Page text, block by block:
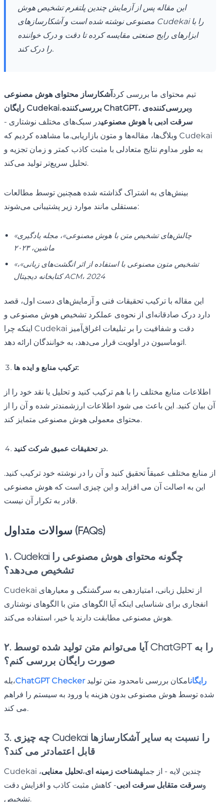
این مقاله پس از آزمایش چندین پلتفرم تشخیص هوش
مصنوعی نوشته شده است و آشکارسازهای Cudekai را با
ابزارهای رایج صنعتی مقایسه کرده تا دقت و درک خواننده
را درک کند.
تیم محتوای ما بررسی کردآشکارساز محتوای هوش مصنوعی
رایگان Cudekai، بررسی‌کننده ChatGPT ، وبررسی‌کننده‌ی
سرقت ادبی با هوش مصنوعیدر سبک‌های مختلف نوشتاری -
وبلاگ‌ها، مقاله‌ها و متون بازاریابی.ما مشاهده کردیم که Cudekai
به طور مداوم نتایج متعادلی با مثبت کاذب کمتر و زمان تجزیه و
تحلیل سریع‌تر تولید می‌کند.
بینش‌های به اشتراک گذاشته شده همچنین توسط مطالعات
مستقلی مانند موارد زیر پشتیبانی می‌شوند:
«چالش‌های تشخیص متن با هوش مصنوعی»، مجله یادگیری
ماشین، ۲۰۲۳
«تشخیص متون مصنوعی با استفاده از اثر انگشت‌های زبانی»،
کتابخانه دیجیتال ACM، 2024
این مقاله با ترکیب تحقیقات فنی و آزمایش‌های دست اول، قصد
دارد درک صادقانه‌ای از نحوه‌ی عملکرد تشخیص هوش مصنوعی و
اینکه چرا Cudekai دقت و شفافیت را بر تبلیغات اغراق‌آمیز
اتوماسیون در اولویت قرار می‌دهد، به خوانندگان ارائه دهد.
ترکیب منابع و ایده ها:
اطلاعات منابع مختلف را با هم ترکیب کنید و تحلیل یا نقد خود را از
آن بیان کنید. این باعث می شود اطلاعات ارزشمندتر شده و آن را از
محتوای معمولی هوش مصنوعی متمایز کند.
در تحقیقات عمیق شرکت کنید.
از منابع مختلف عمیقاً تحقیق کنید و آن را در نوشته خود ترکیب کنید.
این به اصالت آن می افزاید و این چیزی است که هوش مصنوعی
قادر به تکرار آن نیست.
سوالات متداول (FAQs)
۱. Cudekai چگونه محتوای هوش مصنوعی را
تشخیص می‌دهد؟
Cudekai از تحلیل زبانی، امتیازدهی به سرگشتگی و معیارهای
انفجاری برای شناسایی اینکه آیا الگوهای متن با الگوهای نوشتاری
هوش مصنوعی مطابقت دارند یا خیر، استفاده می‌کند.
۲. آیا می‌توانم متن تولید شده توسط ChatGPT را به
صورت رایگان بررسی کنم؟
بله، ChatGPT Checker رایگانامکان بررسی نامحدود متن تولید
شده توسط هوش مصنوعی بدون هزینه یا ورود به سیستم را فراهم
می کند.
3. چه چیزی Cudekai را نسبت به سایر آشکارسازها
قابل اعتمادتر می کند؟
Cudekai چندین لایه - از جملهشناخت زمینه ای،تحلیل معنایی،
وسرقت متقابل سرقت ادبی- کاهش مثبت کاذب و افزایش دقت
تشخیص.